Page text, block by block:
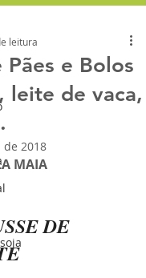
Pães e Bolos
leite de vaca,
leitura
de 2018
MAIA
DE